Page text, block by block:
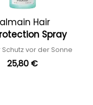
Hair
Spray
Schutz vor der Sonne
25,80 €